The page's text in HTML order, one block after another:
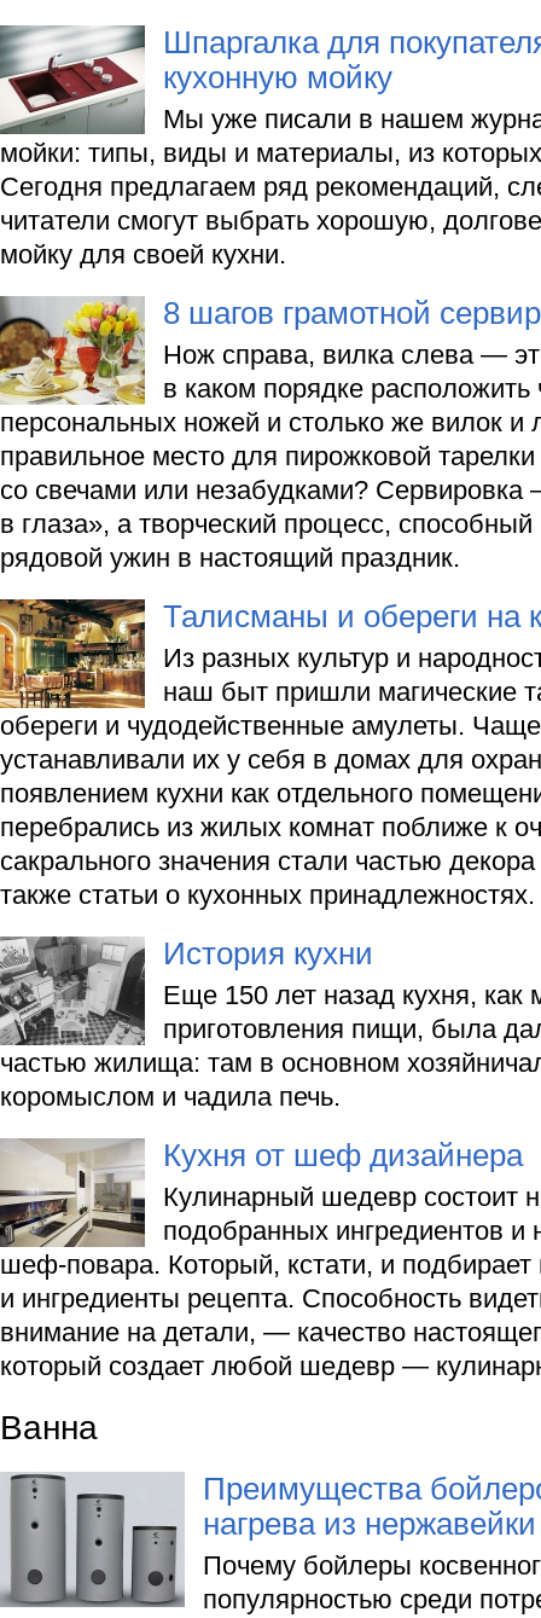
Шпаргалка для
кухонную мойку
Мы уже писали в нашем
мойки: типы, виды и материалы, из
Сегодня предлагаем ряд рекомендаций,
читатели смогут выбрать хорошую,
мойку для своей кухни.
8 шагов грамотной
Нож справа, вилка слева —
в каком порядке расположить
персональных ножей и столько же вилок и
правильное место для пирожковой
со свечами или незабудками?
в глаза», а творческий процесс,
рядовой ужин в настоящий праздник.
Талисманы и обереги на
Из разных культур и
наш быт пришли магические
обереги и чудодейственные амулеты.
устанавливали их у себя в домах для
появлением кухни как отдельного
перебрались из жилых комнат поближе к
сакрального значения стали частью
также статьи о кухонных принадлежностях.
История кухни
Еще 150 лет назад кухня, как
приготовления пищи, была
частью жилища: там в основном
коромыслом и чадила печь.
Кухня от шеф дизайнера
Кулинарный шедевр состоит
подобранных ингредиентов и
шеф-повара. Который, кстати, и подбирает
и ингредиенты рецепта. Способность
внимание на детали, — качество
который создает любой шедевр —
Ванна
Преимущества
нагрева из нержавейки
Почему бойлеры
популярностью среди